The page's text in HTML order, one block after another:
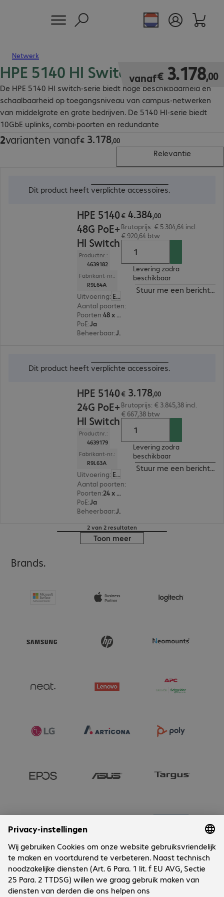
Netwerk
HPE 5140 HI Switch
De HPE 5140 HI switch-serie biedt hoge beschikbaarheid en
schaalbaarheid op toegangsniveau van campus-netwerken
van middelgrote en grote bedrijven. De 5140 HI-serie biedt
10GbE uplinks, combi-poorten en redundante
uitbreidingsmogelijkheden.
vanaf€ 3.178,00
€ 3.178,00
2varianten vanaf€ 3.178,00
€ 3.178,00
Relevantie
Dit product heeftverplichte accessoires.
HPE 5140
48G PoE+
HI Switch
Productnr.:
4639182
Fabrikant-nr.:
R9L64A
Uitvoering: Europa
Aantal poorten:
Poorten:
48 x 10/100/1000 RJ45
PoE:Ja
Beheerbaar: Ja
€ 4.384,00
Brutoprijs: € 5.304,64 incl.
€ 920,64 btw
Levering zodra
beschikbaar
Stuur me een bericht
Dit product heeftverplichte accessoires.
HPE 5140
24G PoE+
HI Switch
Productnr.:
4639179
Fabrikant-nr.:
R9L63A
Uitvoering: Europa
Aantal poorten:
Poorten:
24 x 10/100/1000 RJ45
PoE:Ja
Beheerbaar: Ja
€ 3.178,00
Brutoprijs: € 3.845,38 incl.
€ 667,38 btw
Levering zodra
beschikbaar
Stuur me een bericht
2 van 2 resultaten
Toon meer
Brands.